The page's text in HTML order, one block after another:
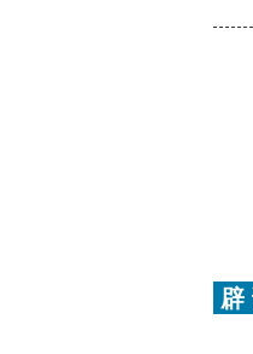
辟